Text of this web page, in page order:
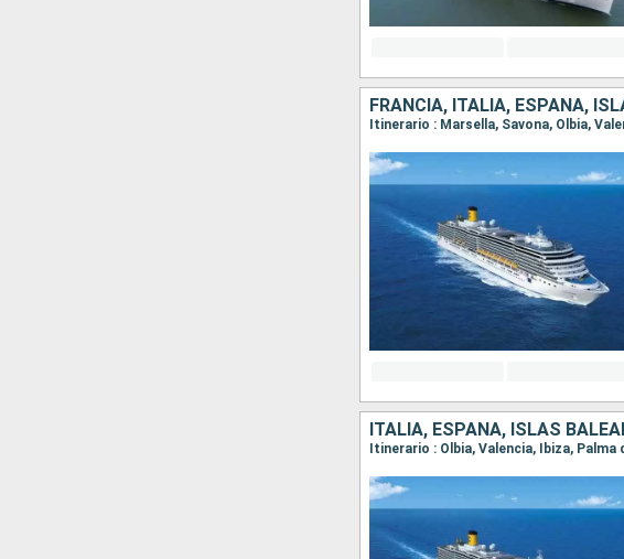
FRANCIA, ITALIA, ESPAÑA,
Itinerario : Marsella, Savona, Olbia,
ITALIA, ESPAÑA, ISLAS
Itinerario : Olbia, Valencia, Ibiza,